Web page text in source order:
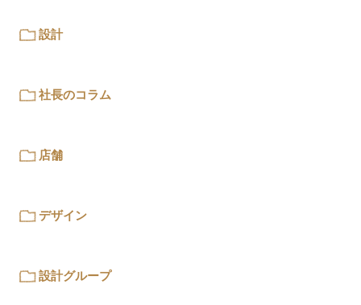
設計
社長のコラム
店舗
デザイン
設計グループ